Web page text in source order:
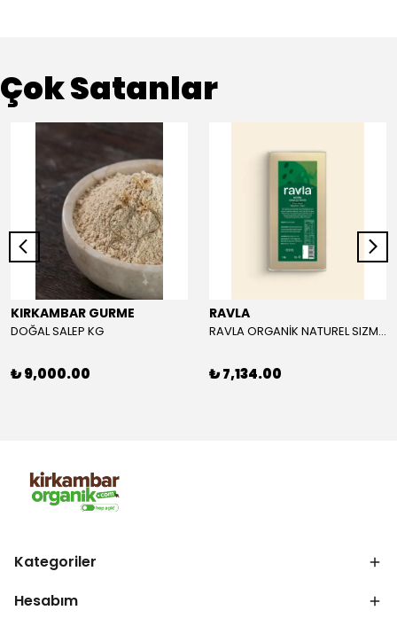
Çok Satanlar
KIRKAMBAR GURME
DOĞAL SALEP KG
₺ 9,000.00
RAVLA
RAVLA ORGANİK NATUREL SIZMA ZEYTİNYAĞI 5L
₺ 7,134.00
Kategoriler
Hesabım